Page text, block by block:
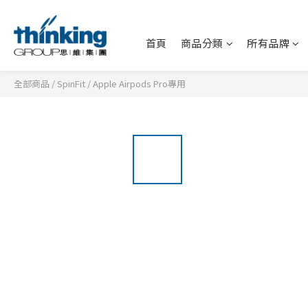
首頁 商品分類 所有品牌
全部商品 /SpinFit /Apple Airpods Pro專用